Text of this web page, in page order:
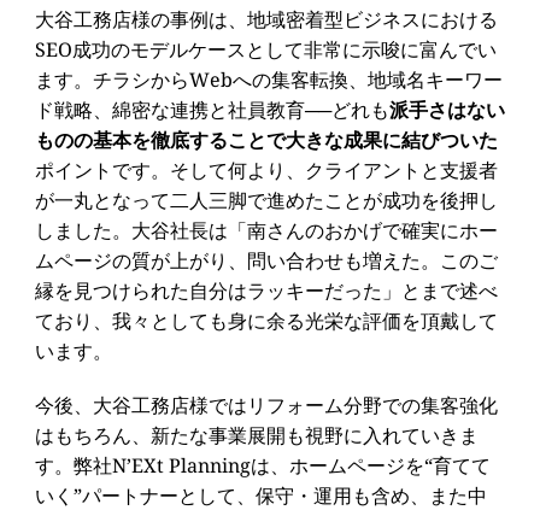
大谷工務店様の事例は、地域密着型ビジネスにおける
SEO成功のモデルケースとして非常に示唆に富んでい
ます。チラシからWebへの集客転換、地域名キーワー
ド戦略、綿密な連携と社員教育──どれも派手さはない
ものの基本を徹底することで大きな成果に結びついた
ポイントです。そして何より、クライアントと支援者
が一丸となって二人三脚で進めたことが成功を後押し
しました。大谷社長は「南さんのおかげで確実にホー
ムページの質が上がり、問い合わせも増えた。このご
縁を見つけられた自分はラッキーだった」とまで述べ
ており、我々としても身に余る光栄な評価を頂戴して
います。
今後、大谷工務店様ではリフォーム分野での集客強化
はもちろん、新たな事業展開も視野に入れていきま
す。弊社N’EXt Planningは、ホームページを“育てて
いく”パートナーとして、保守・運用も含め、また中